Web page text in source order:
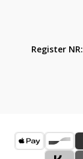
Register NR: